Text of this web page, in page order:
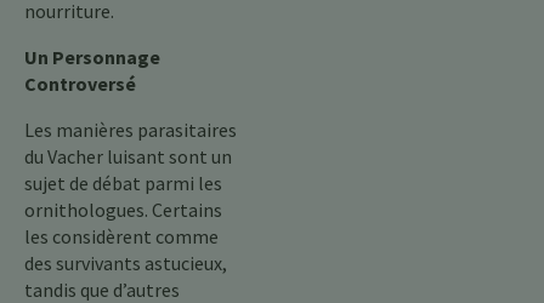
nourriture.
Un Personnage
Controversé
Les manières parasitaires
du Vacher luisant sont un
sujet de débat parmi les
ornithologues. Certains
les considèrent comme
des survivants astucieux,
tandis que d’autres